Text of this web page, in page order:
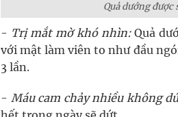
Quả dướng
- Trị mắt mờ khó nhìn:Quả
với mật làm viên to như đầu
3 lần.
- Máu cam chảy nhiều không